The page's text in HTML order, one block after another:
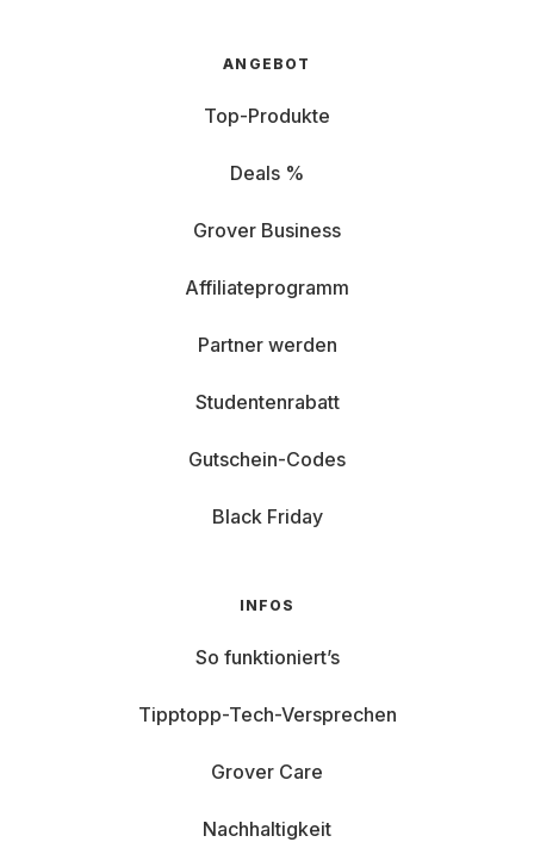
ANGEBOT
Top-Produkte
Deals %
Grover Business
Affiliateprogramm
Partner werden
Studentenrabatt
Gutschein-Codes
Black Friday
INFOS
So funktioniert’s
Tipptopp-Tech-Versprechen
Grover Care
Nachhaltigkeit